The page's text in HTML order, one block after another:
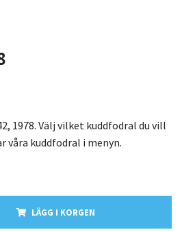
1978. Välj vilket kuddfodral du vill
våra kuddfodral i menyn.
LÄGG I KORGEN